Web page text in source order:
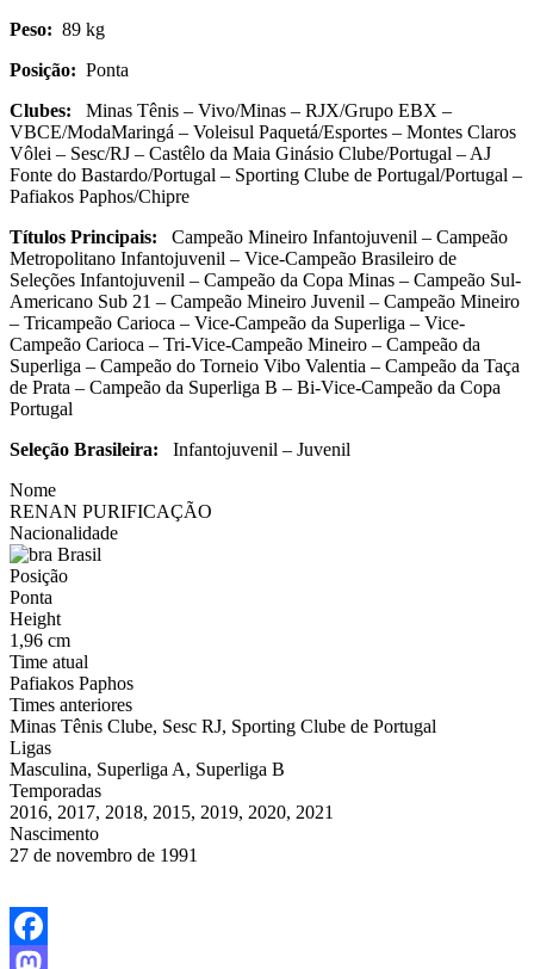
Peso: 89 kg
Posição: Ponta
Clubes: Minas Tênis – Vivo/Minas – RJX/Grupo EBX –
VBCE/ModaMaringá – Voleisul Paquetá/Esportes – Montes Claros
Vôlei – Sesc/RJ – Castêlo da Maia Ginásio Clube/Portugal – AJ
Fonte do Bastardo/Portugal – Sporting Clube de Portugal/Portugal –
Pafiakos Paphos/Chipre
Títulos Principais: Campeão Mineiro Infantojuvenil – Campeão
Metropolitano Infantojuvenil – Vice-Campeão Brasileiro de
Seleções Infantojuvenil – Campeão da Copa Minas – Campeão Sul-
Americano Sub 21 – Campeão Mineiro Juvenil – Campeão Mineiro
– Tricampeão Carioca – Vice-Campeão da Superliga – Vice-
Campeão Carioca – Tri-Vice-Campeão Mineiro – Campeão da
Superliga – Campeão do Torneio Vibo Valentia – Campeão da Taça
de Prata – Campeão da Superliga B – Bi-Vice-Campeão da Copa
Portugal
Seleção Brasileira: Infantojuvenil – Juvenil
Nome
RENAN PURIFICAÇÃO
Nacionalidade
Brasil
Posição
Ponta
Height
1,96 cm
Time atual
Pafiakos Paphos
Times anteriores
Minas Tênis Clube, Sesc RJ, Sporting Clube de Portugal
Ligas
Masculina, Superliga A, Superliga B
Temporadas
2016, 2017, 2018, 2015, 2019, 2020, 2021
Nascimento
27 de novembro de 1991
Facebook